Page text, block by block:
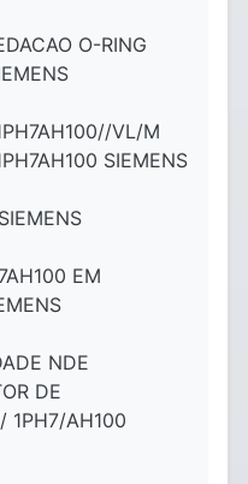
O-RING
VL/M
SIEMENS
EM
NDE
DE
1PH7/AH100